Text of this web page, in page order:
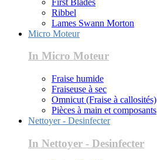
Ribbel
Lames Swann Morton
Micro Moteur
In Micro Moteur
Fraise humide
Fraiseuse à sec
Omnicut (Fraise à callosités)
Pièces à main et composants
Nettoyer - Desinfecter
In Nettoyer - Desinfecter